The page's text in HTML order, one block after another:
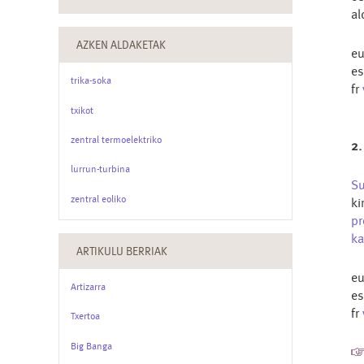
fr
fr
AZKEN ALDAKETAK
trika-soka
txikot
zentral termoelektriko
lurrun-turbina
zentral eoliko
ARTIKULU BERRIAK
Artizarra
Txertoa
Big Banga